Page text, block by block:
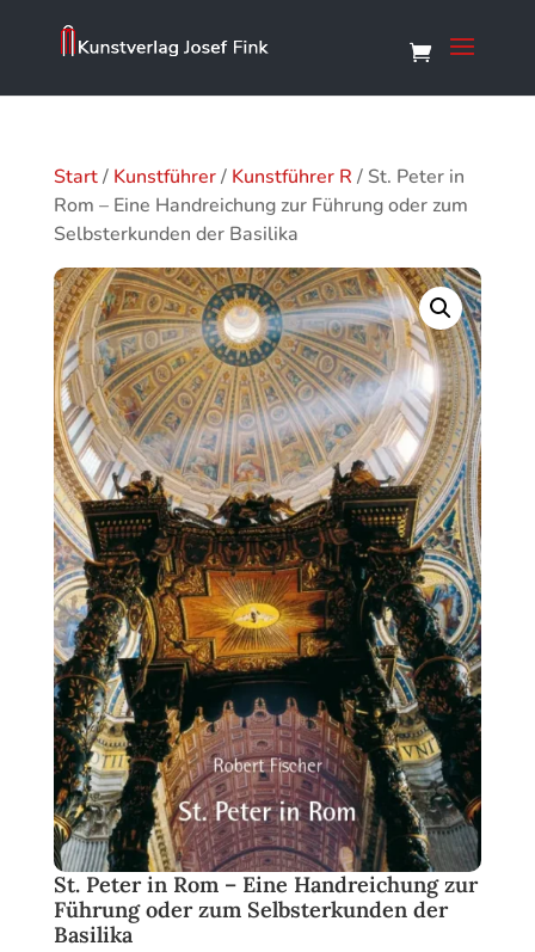
Start/ Kunstführer/ Kunstführer R / St. Peter in
Rom – Eine Handreichung zur Führung oder zum
Selbsterkunden der Basilika
St. Peter in Rom – Eine Handreichung zur
Führung oder zum Selbsterkunden der
Basilika